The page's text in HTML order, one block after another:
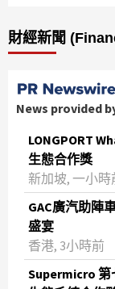
財經新聞
News provided
LONGPORT
生態合作獎
新加坡, 一小時
GAC廣汽助陣
盛宴
香港, 3小時前
Supermicro 第